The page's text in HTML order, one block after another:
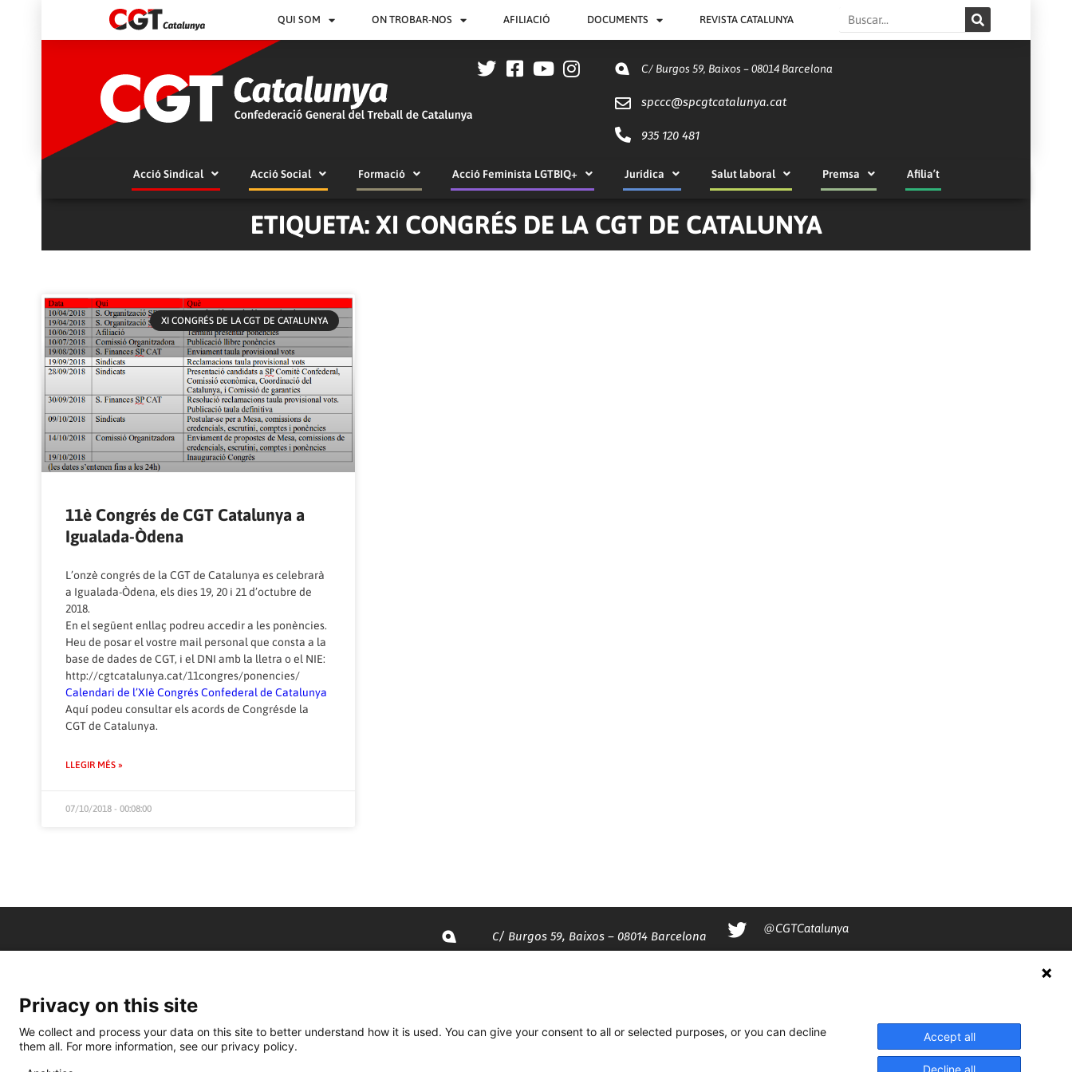
QUI SOM ON TROBAR-NOS AFILIACIÓ DOCUMENTS REVISTA CATALUNYA Search
C/ Burgos 59, Baixos – 08014 Barcelona
spccc@spcgtcatalunya.cat
935 120 481
Acció Sindical Acció Social Formació Acció Feminista LGTBIQ+ Jurídica Salut laboral Premsa Afilia’t
ETIQUETA: XI CONGRÉS DE LA CGT DE CATALUNYA
XI CONGRÉS DE LA CGT DE CATALUNYA
11è Congrés de CGT Catalunya a
Igualada-Òdena
L’onzè congrés de la CGT de Catalunya es celebrarà
a Igualada-Òdena, els dies 19, 20 i 21 d’octubre de
2018.
En el següent enllaç podreu accedir a les ponències.
Heu de posar el vostre mail personal que consta a la
base de dades de CGT, i el DNI amb la lletra o el NIE:
http://cgtcatalunya.cat/11congres/ponencies/
Calendari de l’XIè Congrés Confederal de Catalunya
Aquí podeu consultar elsacords de Congrésde la
CGT de Catalunya.
LLEGIR MÉS »
07/10/2018 - 00:08:00
C/ Burgos 59, Baixos – 08014 Barcelona
935 120 481
@CGTCatalunya
Privacy on this site
We collect and process your data on this site to better understand how it is used. You can give your consent to all or selected purposes, or you can decline
them all. For more information, see our privacy policy.
Accept all
Decline all